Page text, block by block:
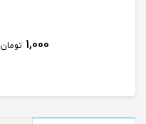
1,000 تومان